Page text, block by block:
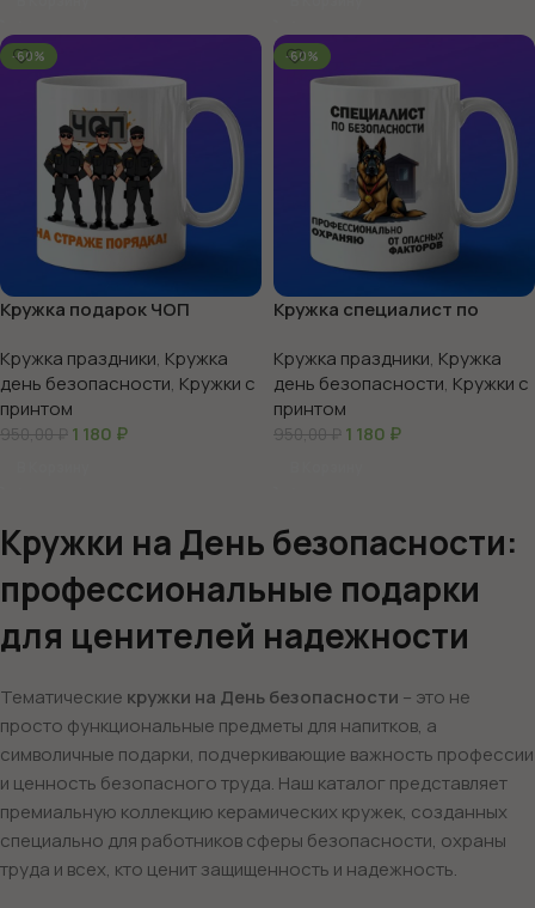
-60%
Кружка подарок ЧОП
Кружка праздники, Кружка
день безопасности, Кружки с
принтом
950,00₽ 1 180 ₽
-60%
Кружка специалист по
Кружка праздники, Кружка
день безопасности, Кружки с
принтом
950,00₽ 1 180 ₽
Кружки на День безопасности:
профессиональные подарки
для ценителей надежности
Тематические кружки на День безопасности – это не
просто функциональные предметы для напитков, а
символичные подарки, подчеркивающие важность профессии
и ценность безопасного труда. Наш каталог представляет
премиальную коллекцию керамических кружек, созданных
специально для работников сферы безопасности, охраны
труда и всех, кто ценит защищенность и надежность.